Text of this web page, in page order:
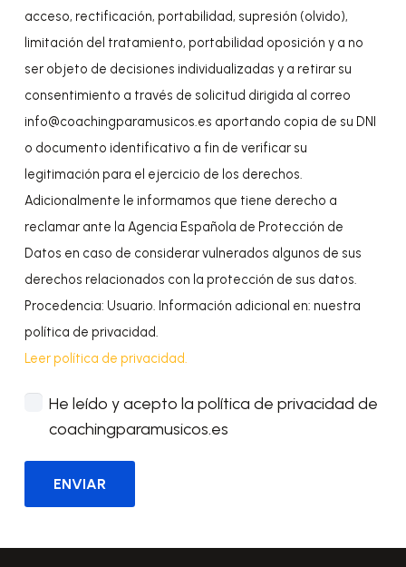
acceso, rectificación, portabilidad, supresión (olvido),
limitación del tratamiento, portabilidad oposición y a no
ser objeto de decisiones individualizadas y a retirar su
consentimiento a través de solicitud dirigida al correo
info@coachingparamusicos.es aportando copia de su DNI
o documento identificativo a fin de verificar su
legitimación para el ejercicio de los derechos.
Adicionalmente le informamos que tiene derecho a
reclamar ante la Agencia Española de Protección de
Datos en caso de considerar vulnerados algunos de sus
derechos relacionados con la protección de sus datos.
Procedencia: Usuario. Información adicional en: nuestra
política de privacidad.
Leer política de privacidad.
He leído y acepto la política de privacidad de
coachingparamusicos.es